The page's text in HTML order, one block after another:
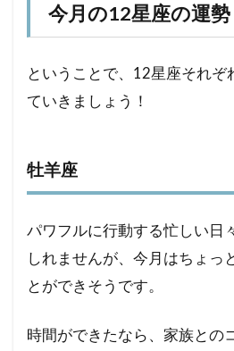
12
星
の
勢
牡羊
牡牛
座
1.3
座
今月の12星座の運勢
ということで、12星座それぞ
ていきましょう！
牡羊座
パワフルに行動する忙しい日
しれませんが、今月はちょっ
とができそうです。
時間ができたなら、家族との